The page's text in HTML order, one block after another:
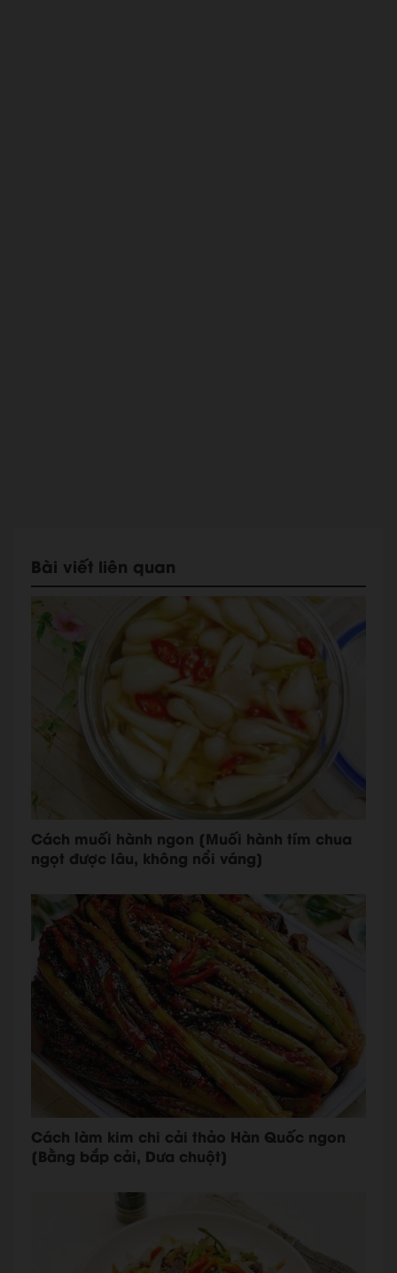
Bài viết liên quan
Cách muối hành ngon [Muối hành tím chua
ngọt được lâu, không nổi váng]
Cách làm kim chi cải thảo Hàn Quốc ngon
[Bằng bắp cải, Dưa chuột]